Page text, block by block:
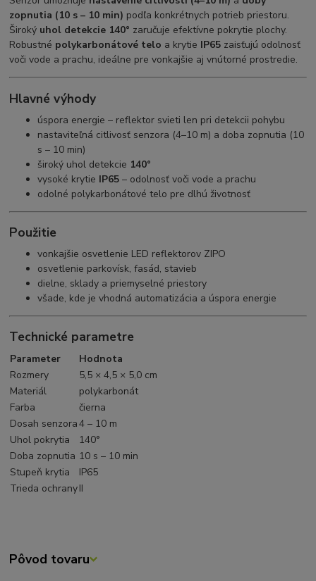
zopnutia (10 s – 10 min) podľa konkrétnych potrieb priestoru.
Široký uhol detekcie 140° zaručuje efektívne pokrytie plochy.
Robustné polykarbonátové telo a krytie IP65 zaisťujú odolnosť
voči vode a prachu, ideálne pre vonkajšie aj vnútorné prostredie.
Hlavné výhody
úspora energie – reflektor svieti len pri detekcii pohybu
nastaviteľná citlivosť senzora (4–10 m) a doba zopnutia (10
s – 10 min)
široký uhol detekcie 140°
vysoké krytie IP65 – odolnosť voči vode a prachu
odolné polykarbonátové telo pre dlhú životnosť
Použitie
vonkajšie osvetlenie LED reflektorov ZIPO
osvetlenie parkovísk, fasád, stavieb
dielne, sklady a priemyselné priestory
všade, kde je vhodná automatizácia a úspora energie
Technické parametre
Parameter
Hodnota
Rozmery
5,5 × 4,5 × 5,0 cm
Materiál
polykarbonát
Farba
čierna
Dosah senzora4 – 10 m
Uhol pokrytia
140°
Doba zopnutia 10 s – 10 min
Stupeň krytia
IP65
Trieda ochranyII
Pôvod tovaru